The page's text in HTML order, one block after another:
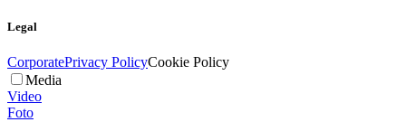
Legal
CorporatePrivacy PolicyCookie Policy
Media
Video
Foto